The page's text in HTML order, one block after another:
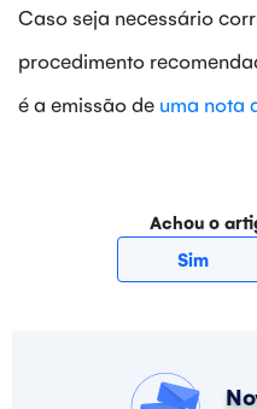
Caso seja necessário
procedimento
é a emissão de uma nota
Achou o
Sim